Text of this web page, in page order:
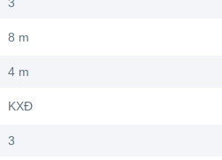
8 m
4 m
KXĐ
3